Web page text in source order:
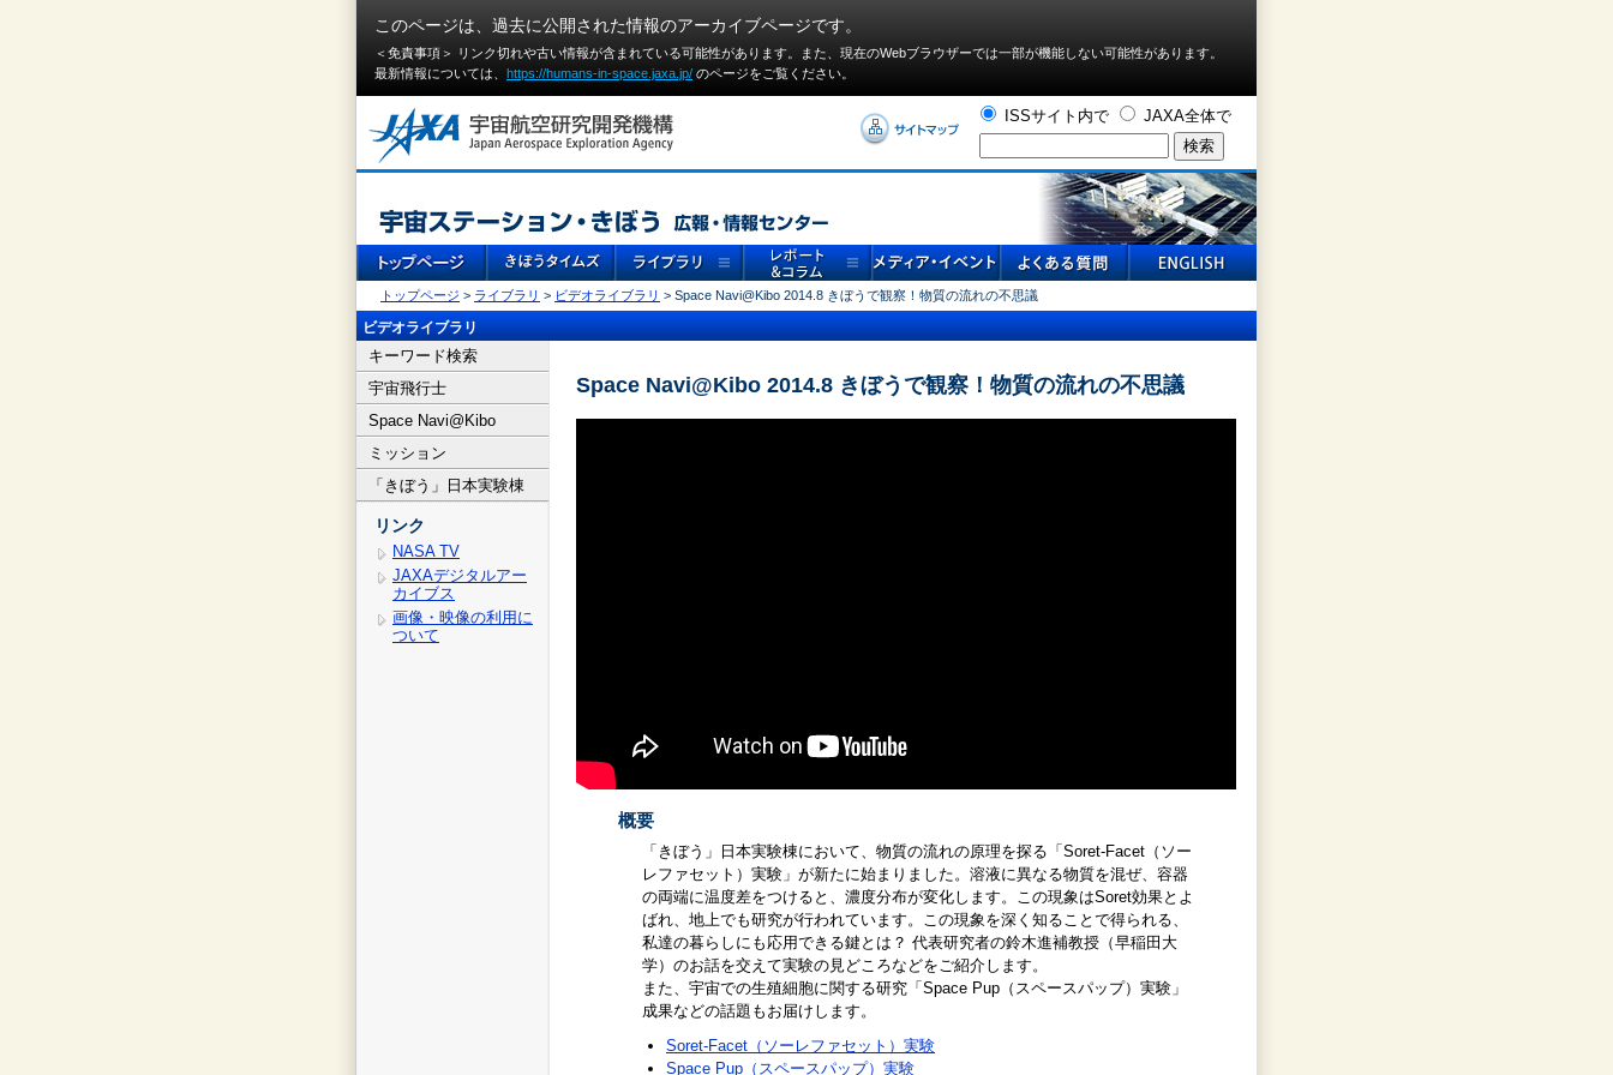
このページは、過去に公開された情報のアーカイブページです。
＜免責事項＞ リンク切れや古い情報が含まれている可能性があります。また、現在のWebブラウザーでは⼀部が機能しない可能性があります。
最新情報については、 https://humans-in-space.jaxa.jp/ のページをご覧ください。
ISSサイト内で JAXA全体で
トップページ > ライブラリ > ビデオライブラリ > Space Navi@Kibo 2014.8 きぼうで観察！物質の流れの不思議
ビデオライブラリ
キーワード検索
宇宙飛行士
Space Navi@Kibo
ミッション
「きぼう」日本実験棟
リンク
NASA TV
JAXAデジタルアー
カイブス
画像・映像の利用に
ついて
Space Navi@Kibo 2014.8 きぼうで観察！物質の流れの不思議
概要
「きぼう」日本実験棟において、物質の流れの原理を探る「Soret-Facet（ソー
レファセット）実験」が新たに始まりました。溶液に異なる物質を混ぜ、容器
の両端に温度差をつけると、濃度分布が変化します。この現象はSoret効果とよ
ばれ、地上でも研究が行われています。この現象を深く知ることで得られる、
私達の暮らしにも応用できる鍵とは？ 代表研究者の鈴木進補教授（早稲田大
学）のお話を交えて実験の見どころなどをご紹介します。
また、宇宙での生殖細胞に関する研究「Space Pup（スペースパップ）実験」
成果などの話題もお届けします。
Soret-Facet（ソーレファセット）実験
Space Pup（スペースパップ）実験